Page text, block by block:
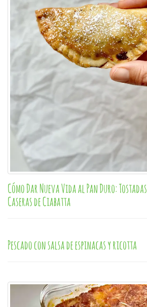
Cómo Dar Nueva Vida al Pan Duro: Tostadas
Caseras de Ciabatta
Pescado con salsa de espinacas y ricotta